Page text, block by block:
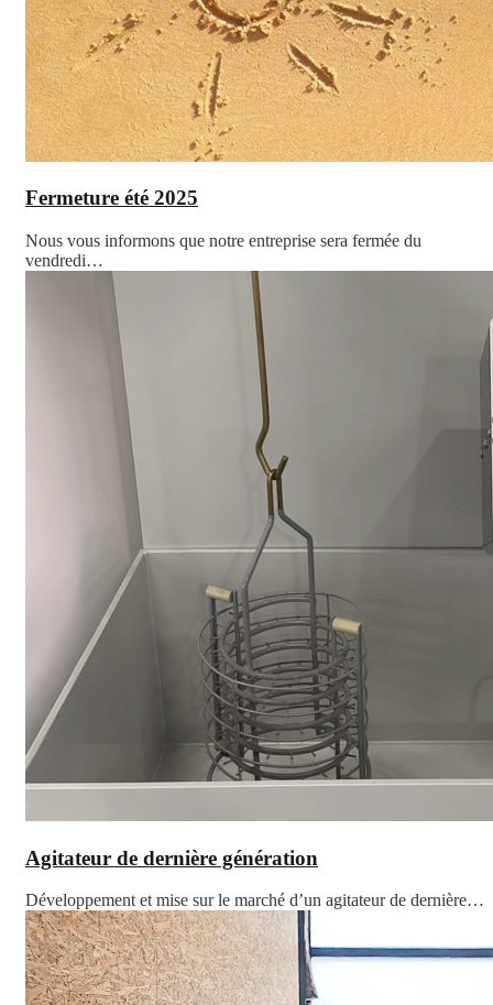
Fermeture été 2025
Nous vous informons que notre entreprise sera fermée du
vendredi…
Agitateur de dernière génération
Développement et mise sur le marché d’un agitateur de dernière…